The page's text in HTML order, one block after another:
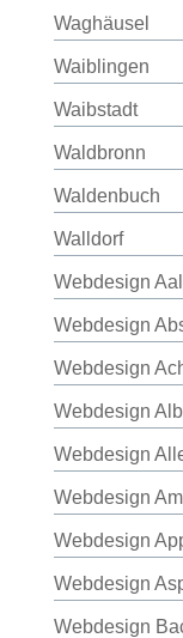
Waghäusel
Waiblingen
Waibstadt
Waldbronn
Waldenbuch
Walldorf
Webdesign
Webdesign
Webdesign
Webdesign
Webdesign
Webdesign
Webdesign
Webdesign
Webdesign